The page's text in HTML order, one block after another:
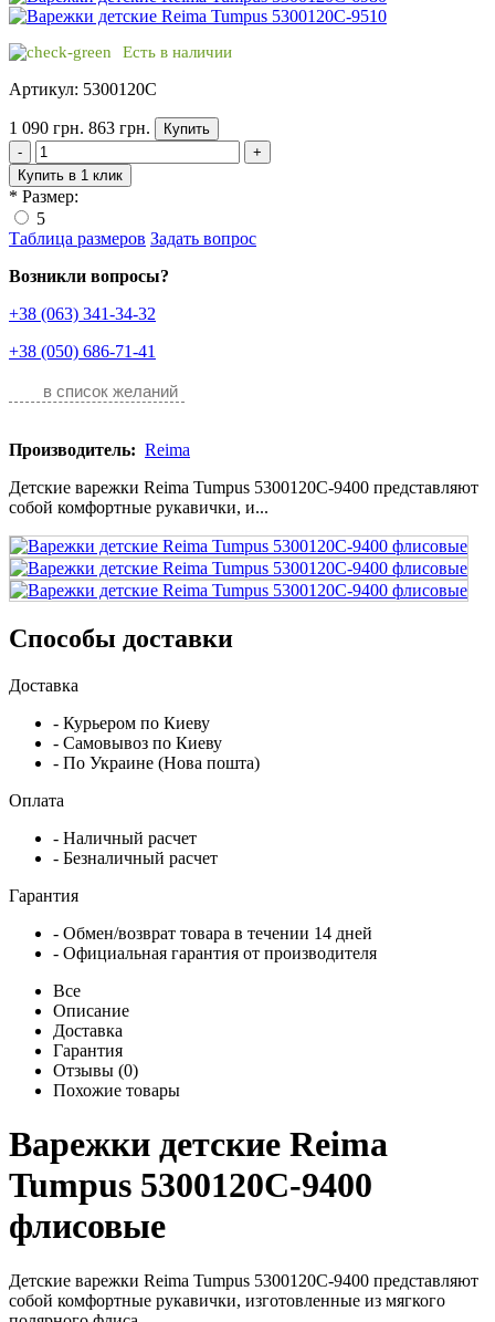
Есть в наличии
Артикул: 5300120C
1 090 грн. 863 грн.
Купить
-
+
Купить в 1 клик
* Размер:
5
Таблица размеров Задать вопрос
Возникли вопросы?
+38 (063) 341-34-32
+38 (050) 686-71-41
в список желаний
Производитель: Reima
Детские варежки Reima Tumpus 5300120C-9400 представляют
собой комфортные рукавички, и...
Способы доставки
Доставка
- Курьером по Киеву
- Самовывоз по Киеву
- По Украине (Нова пошта)
Оплата
- Наличный расчет
- Безналичный расчет
Гарантия
- Обмен/возврат товара в течении 14 дней
- Официальная гарантия от производителя
Все
Описание
Доставка
Гарантия
Отзывы (0)
Похожие товары
Варежки детские Reima
Tumpus 5300120C-9400
флисовые
Детские варежки Reima Tumpus 5300120C-9400 представляют
собой комфортные рукавички, изготовленные из мягкого